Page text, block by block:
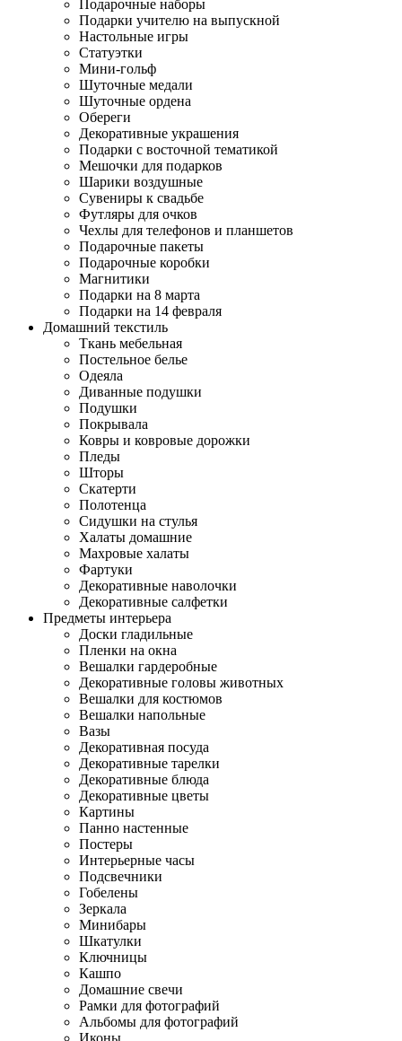
Подарочные наборы
Подарки учителю на выпускной
Настольные игры
Статуэтки
Мини-гольф
Шуточные медали
Шуточные ордена
Обереги
Декоративные украшения
Подарки с восточной тематикой
Мешочки для подарков
Шарики воздушные
Сувениры к свадьбе
Футляры для очков
Чехлы для телефонов и планшетов
Подарочные пакеты
Подарочные коробки
Магнитики
Подарки на 8 марта
Подарки на 14 февраля
Домашний текстиль
Ткань мебельная
Постельное белье
Одеяла
Диванные подушки
Подушки
Покрывала
Ковры и ковровые дорожки
Пледы
Шторы
Скатерти
Полотенца
Сидушки на стулья
Халаты домашние
Махровые халаты
Фартуки
Декоративные наволочки
Декоративные салфетки
Предметы интерьера
Доски гладильные
Пленки на окна
Вешалки гардеробные
Декоративные головы животных
Вешалки для костюмов
Вешалки напольные
Вазы
Декоративная посуда
Декоративные тарелки
Декоративные блюда
Декоративные цветы
Картины
Панно настенные
Постеры
Интерьерные часы
Подсвечники
Гобелены
Зеркала
Минибары
Шкатулки
Ключницы
Кашпо
Домашние свечи
Рамки для фотографий
Альбомы для фотографий
Иконы